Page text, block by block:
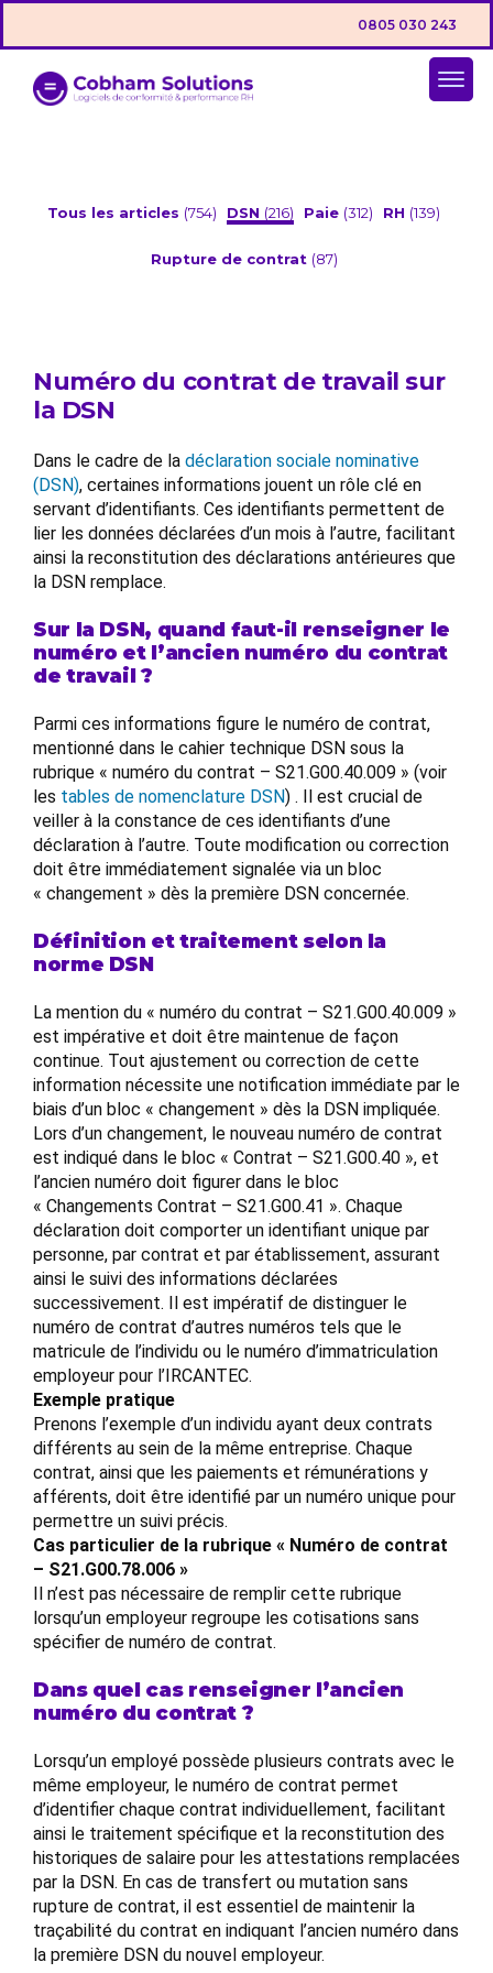
0805 030 243
Tous les articles (754) DSN (216) Paie (312) RH (139)
Rupture de contrat (87)
Numéro du contrat de travail sur
la DSN
Dans le cadre de la déclaration sociale nominative
(DSN), certaines informations jouent un rôle clé en
servant d’identifiants. Ces identifiants permettent de
lier les données déclarées d’un mois à l’autre, facilitant
ainsi la reconstitution des déclarations antérieures que
la DSN remplace.
Sur la DSN, quand faut-il renseigner le
numéro et l’ancien numéro du contrat
de travail ?
Parmi ces informations figure le numéro de contrat,
mentionné dans le cahier technique DSN sous la
rubrique « numéro du contrat – S21.G00.40.009 » (voir
les tables de nomenclature DSN) . Il est crucial de
veiller à la constance de ces identifiants d’une
déclaration à l’autre. Toute modification ou correction
doit être immédiatement signalée via un bloc
« changement » dès la première DSN concernée.
Définition et traitement selon la
norme DSN
La mention du « numéro du contrat – S21.G00.40.009 »
est impérative et doit être maintenue de façon
continue. Tout ajustement ou correction de cette
information nécessite une notification immédiate par le
biais d’un bloc « changement » dès la DSN impliquée.
Lors d’un changement, le nouveau numéro de contrat
est indiqué dans le bloc « Contrat – S21.G00.40 », et
l’ancien numéro doit figurer dans le bloc
« Changements Contrat – S21.G00.41 ». Chaque
déclaration doit comporter un identifiant unique par
personne, par contrat et par établissement, assurant
ainsi le suivi des informations déclarées
successivement. Il est impératif de distinguer le
numéro de contrat d’autres numéros tels que le
matricule de l’individu ou le numéro d’immatriculation
employeur pour l’IRCANTEC.
Exemple pratique
Prenons l’exemple d’un individu ayant deux contrats
différents au sein de la même entreprise. Chaque
contrat, ainsi que les paiements et rémunérations y
afférents, doit être identifié par un numéro unique pour
permettre un suivi précis.
Cas particulier de la rubrique « Numéro de contrat
– S21.G00.78.006 »
Il n’est pas nécessaire de remplir cette rubrique
lorsqu’un employeur regroupe les cotisations sans
spécifier de numéro de contrat.
Dans quel cas renseigner l’ancien
numéro du contrat ?
Lorsqu’un employé possède plusieurs contrats avec le
même employeur, le numéro de contrat permet
d’identifier chaque contrat individuellement, facilitant
ainsi le traitement spécifique et la reconstitution des
historiques de salaire pour les attestations remplacées
par la DSN. En cas de transfert ou mutation sans
rupture de contrat, il est essentiel de maintenir la
traçabilité du contrat en indiquant l’ancien numéro dans
la première DSN du nouvel employeur.